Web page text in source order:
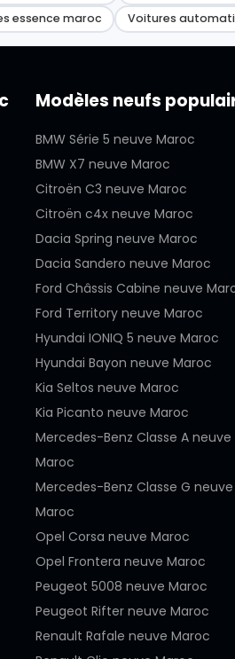
essence maroc Voitures
Modèles neufs
BMW Série 5 neuve Maroc
BMW X7 neuve Maroc
Citroën C3 neuve Maroc
Citroën c4x neuve Maroc
Dacia Spring neuve Maroc
Dacia Sandero neuve Maroc
Ford Châssis Cabine neuve
Ford Territory neuve Maroc
Hyundai IONIQ 5 neuve Maroc
Hyundai Bayon neuve Maroc
Kia Seltos neuve Maroc
Kia Picanto neuve Maroc
Mercedes-Benz Classe A neuve
Maroc
Mercedes-Benz Classe G neuve
Maroc
Opel Corsa neuve Maroc
Opel Frontera neuve Maroc
Peugeot 5008 neuve Maroc
Peugeot Rifter neuve Maroc
Renault Rafale neuve Maroc